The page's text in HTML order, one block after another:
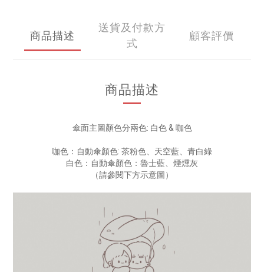
商品描述
送貨及付款方
式
顧客評價
商品描述
傘面主圖顏色分兩色: 白色 & 咖色
咖色：自動傘顏色: 茶粉色、天空藍、青白綠
白色：自動傘顏色：魯士藍、煙燻灰
（請參閱下方示意圖）